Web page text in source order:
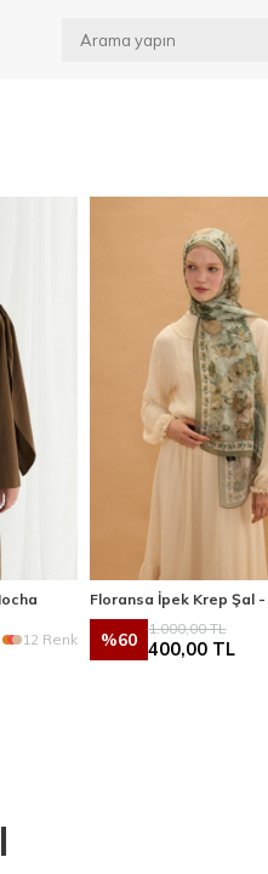
12 Renk
Floransa İpek Krep Şal -
%60
1.000,00TL
400,00TL